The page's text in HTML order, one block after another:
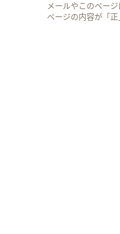
メールやこのペー
ページの内容が「正